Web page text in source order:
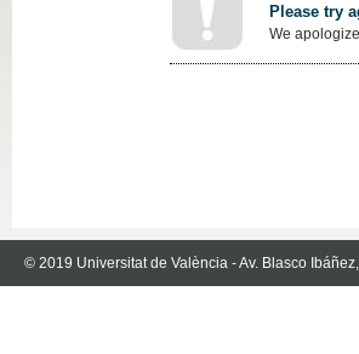
Please try
We
© 2019 Universitat de València - Av. Blasco